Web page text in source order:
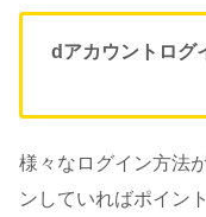
d アカウント ログ
様々なログイン方法
ンしていればポイン